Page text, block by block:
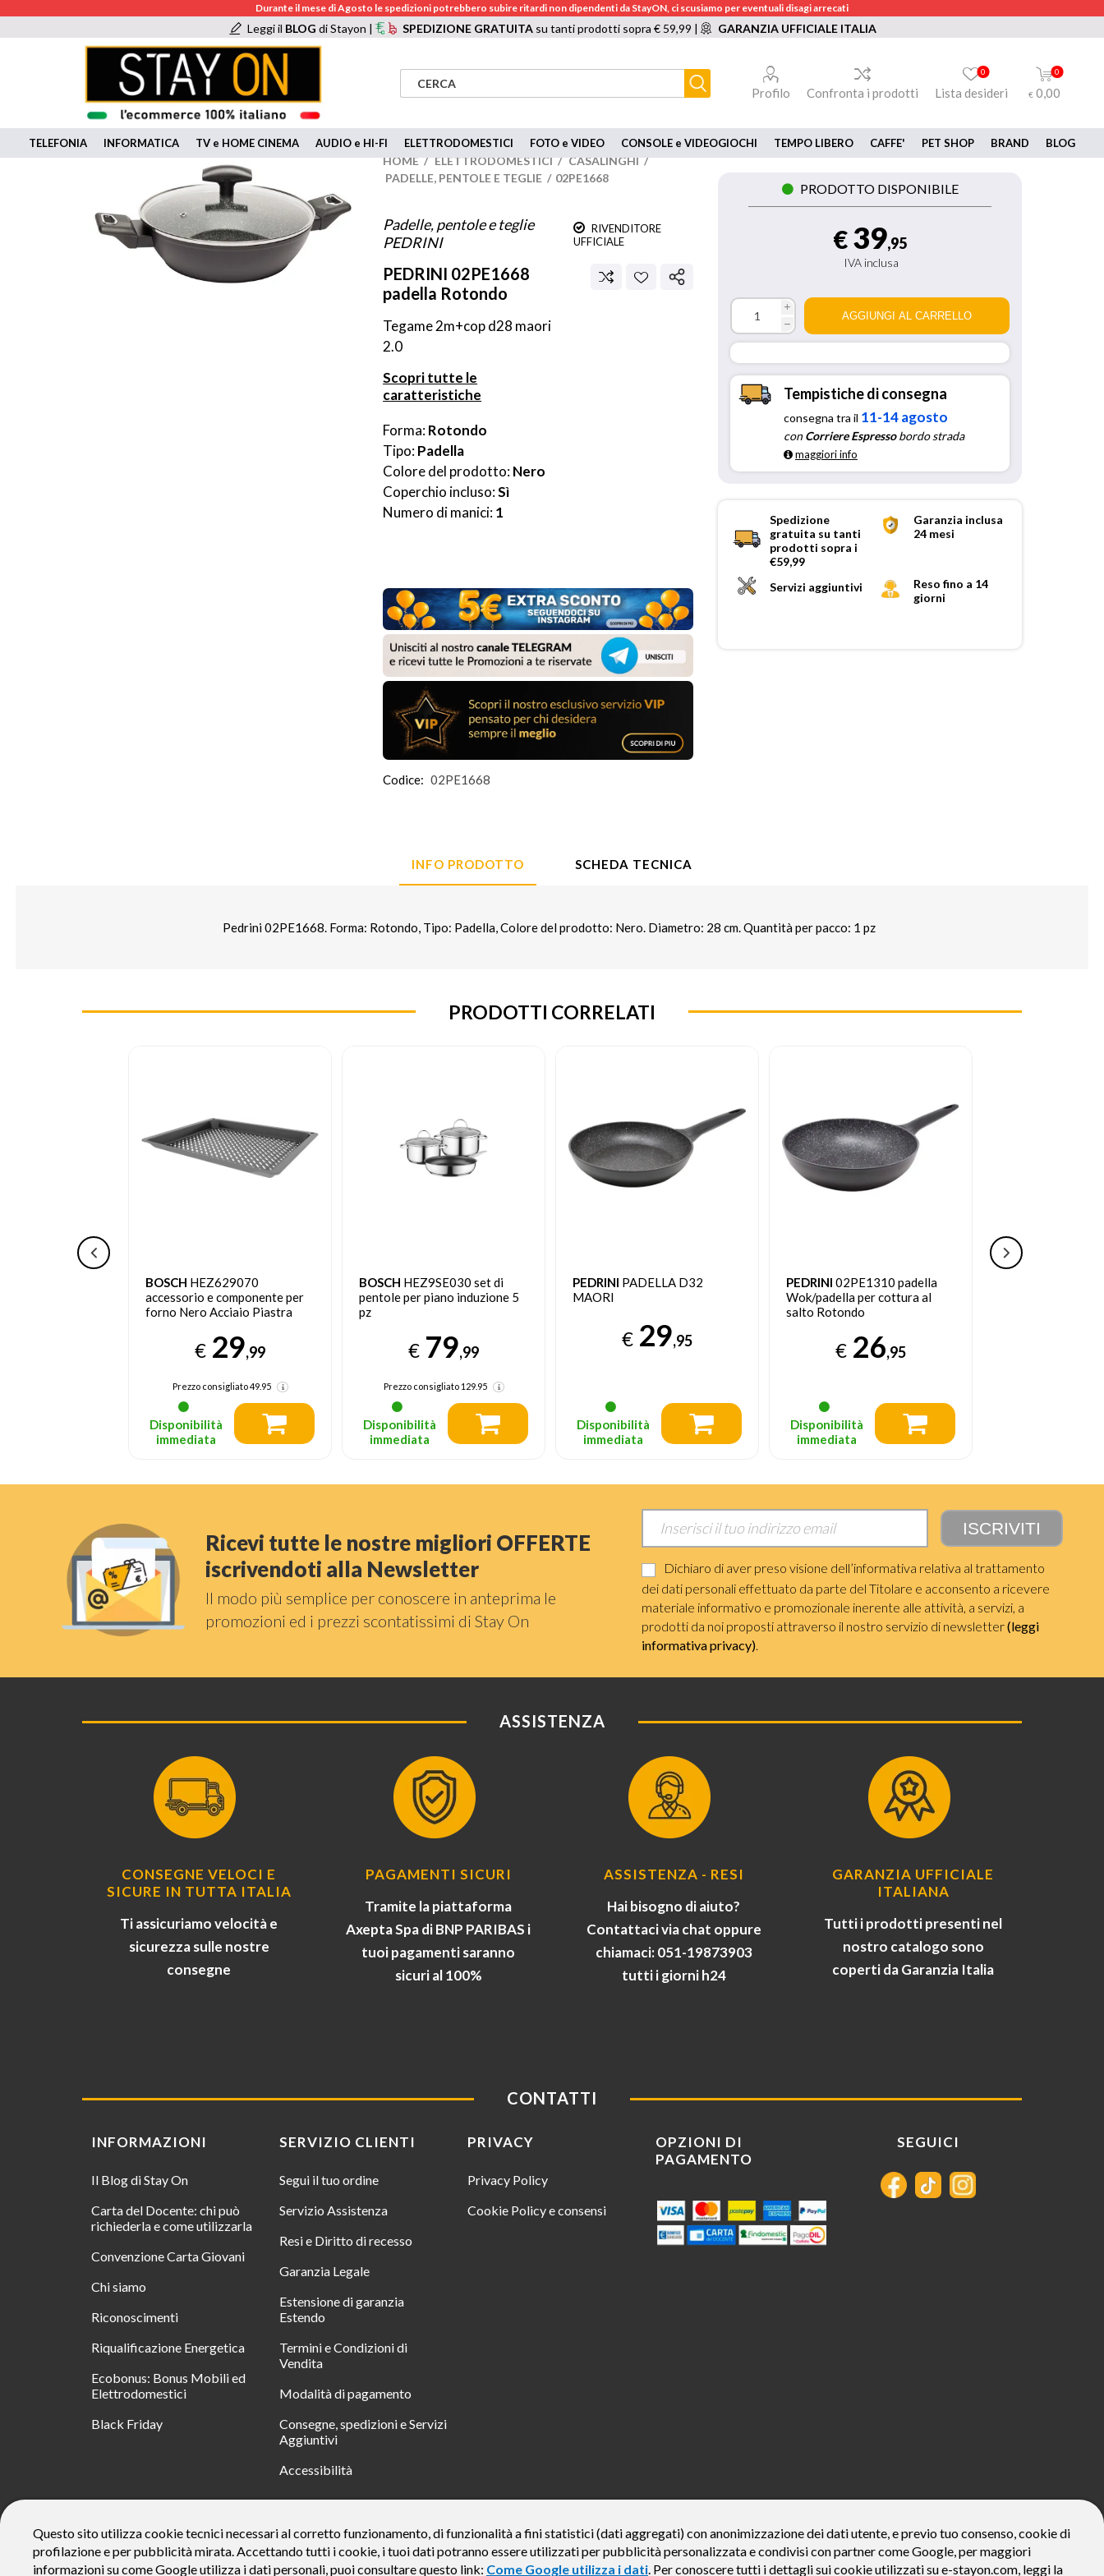
Durante il mese di Agosto le spedizioni potrebbero subire ritardi non dipendenti da StayON, ci scusiamo per eventuali disagi arrecati
Leggi il BLOGdi Stayon | SPEDIZIONE GRATUITAsu tanti prodotti sopra € 59,99 | GARANZIA UFFICIALE ITALIA
Profilo Confronta i prodotti Lista desideri
0 0
€ 0,00
TELEFONIA INFORMATICA TV e HOME CINEMA AUDIO e HI-FI ELETTRODOMESTICI FOTO e VIDEO CONSOLE e VIDEOGIOCHI TEMPO LIBERO CAFFE' PET SHOP BRAND BLOG
HOME / ELETTRODOMESTICI / CASALINGHI /
PADELLE, PENTOLE E TEGLIE / 02PE1668
Padelle, pentole e teglie
PEDRINI
RIVENDITORE
UFFICIALE
PEDRINI 02PE1668
padella Rotondo
Tegame 2m+cop d28 maori
2.0
Scopri tutte le
caratteristiche
Forma: Rotondo
Tipo: Padella
Colore del prodotto: Nero
Coperchio incluso: Sì
Numero di manici: 1
Codice: 02PE1668
PRODOTTO DISPONIBILE
€39,95
IVA inclusa
i
h
Tempistiche di consegna
consegna tra il 11-14 agosto
conCorriere Espressobordo strada
maggiori info
Spedizione
gratuita su tanti
prodotti sopra i
€59,99
Garanzia inclusa
24 mesi
Servizi aggiuntivi
Reso fino a 14
giorni
INFO PRODOTTO SCHEDA TECNICA
Pedrini 02PE1668. Forma: Rotondo, Tipo: Padella, Colore del prodotto: Nero. Diametro: 28 cm. Quantità per pacco: 1 pz
PRODOTTI CORRELATI
BOSCH HEZ9SE030 set di
pentole per piano induzione 5
pz
€ 79,99
Prezzo consigliato129.95
Disponibilità
immediata
PEDRINIPADELLA D32
MAORI
€ 29
Disponibilità
immediata
PEDRINI 02PE1310 padella
Wok/padella per cottura al
€ 26,95
Disponibilità
immediata
PEDRINI 02PE1301 padella
Pentola multiuso Rotondo
€ 16
Disponibilità
immediata
Ricevi tutte le nostre migliori OFFERTE
iscrivendoti alla Newsletter
Il modo più semplice per conoscere in anteprima le
promozioni ed i prezzi scontatissimi di Stay On
Dichiaro di aver preso visione dell’informativa relativa al trattamento
dei dati personali effettuato da parte del Titolare e acconsento a ricevere
materiale informativo e promozionale inerente alle attività, a servizi, a
prodotti da noi proposti attraverso il nostro servizio di newsletter(leggi
informativa privacy).
ASSISTENZA
CONSEGNE VELOCI E
SICURE IN TUTTA ITALIA
Ti assicuriamo velocità e
sicurezza sulle nostre
consegne
PAGAMENTI SICURI
Tramite la piattaforma
Axepta Spa di BNP PARIBAS i
tuoi pagamenti saranno
sicuri al 100%
ASSISTENZA - RESI
Hai bisogno di aiuto?
Contattaci via chat oppure
chiamaci: 051-19873903
tutti i giorni h24
GARANZIA UFFICIALE
ITALIANA
Tutti i prodotti presenti nel
nostro catalogo sono
coperti da Garanzia Italia
CONTATTI
INFORMAZIONI
Il Blog di Stay On
Carta del Docente: chi può
richiederla e come utilizzarla
Convenzione Carta Giovani
Chi siamo
Riconoscimenti
Riqualificazione Energetica
Ecobonus: Bonus Mobili ed
Elettrodomestici
Black Friday
SERVIZIO CLIENTI
Segui il tuo ordine
Servizio Assistenza
Resi e Diritto di recesso
Garanzia Legale
Estensione di garanzia
Estendo
Termini e Condizioni di
Vendita
Modalità di pagamento
Consegne, spedizioni e Servizi
Aggiuntivi
Accessibilità
PRIVACY
Privacy Policy
Cookie Policy e consensi
OPZIONI DI
PAGAMENTO
SEGUICI
Messaggio pubblicitario con finalità promozionale. Offerta di credito finalizzato valida dal 07/07/2026 al 15/01/2027 come da esempio rappresentativo: Prezzo del bene € 800, Tan fisso 12,24% Taeg 12,95%, in 23
rate da € 40 costi accessori dell’offerta azzerati. Importo totale del credito € 800. Importo totale dovuto dal Consumatore € 920. Decorrenza media della prima rata a 90 giorni. Al fine di gestire le tue spese in modo
Questo sito utilizza cookie tecnici necessari al corretto funzionamento, di funzionalità a fini statistici (dati aggregati) con anonimizzazione dei dati utente, e previo tuo consenso, cookie di
profilazione e per pubblicità mirata. Accettando tutti i cookie, i tuoi dati potranno essere utilizzati per pubblicità personalizzata e condivisi con partner come Google, per maggiori
informazioni su come Google utilizza i dati personali, puoi consultare questo link: Come Google utilizza i dati. Per conoscere tutti i dettagli sui cookie utilizzati su e-stayon.com, leggi la